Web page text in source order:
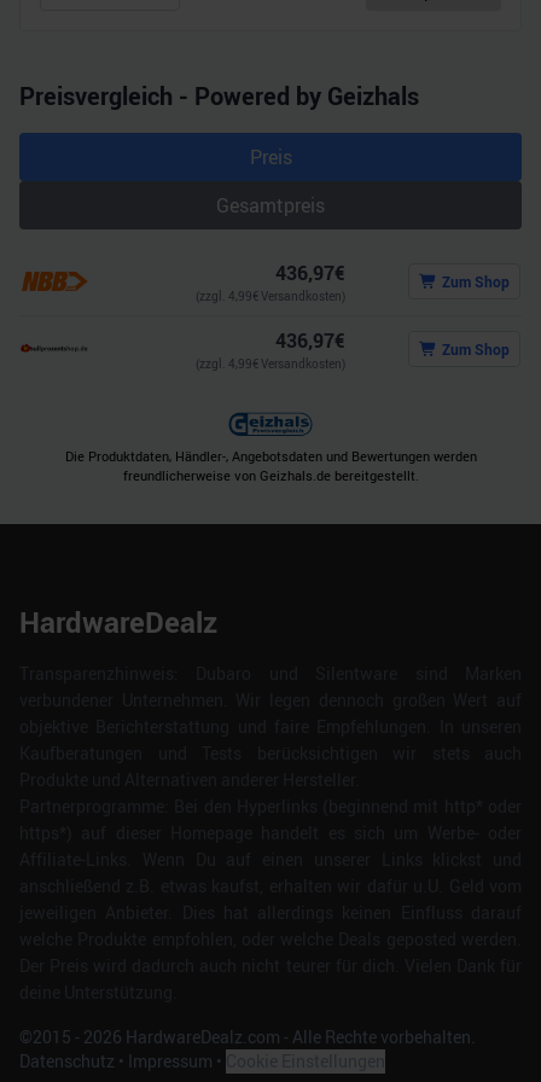
haben oder die sie im Rahmen Ihrer Nutzung der Dienste
Preisvergleich - Powered by Geizhals
Preis
Gesamtpreis
436,97€
(zzgl. 4,99€ Versandkosten)
Zum Shop
436,97€
(zzgl. 4,99€ Versandkosten)
Zum Shop
Die Produktdaten, Händler-, Angebotsdaten und Bewertungen werden
freundlicherweise von Geizhals.de bereitgestellt.
HardwareDealz
©2015 - 2026 HardwareDealz.com - Alle Rechte vorbehalten.
Datenschutz • Impressum •